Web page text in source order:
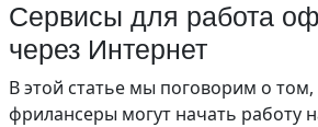
Сервисы для работа
через Интернет
В этой статье мы поговорим о
фрилансеры могут начать работу